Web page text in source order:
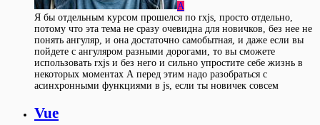
A
Я бы отдельным курсом прошелся по rxjs, просто отдельно,
потому что эта тема не сразу очевидна для новичков, без нее не
понять ангуляр, и она достаточно самобытная, и даже если вы
пойдете с ангуляром разными дорогами, то вы сможете
использовать rxjs и без него и сильно упростите себе жизнь в
некоторых моментах А перед этим надо разобраться с
асинхронными функциями в js, если ты новичек совсем
Vue